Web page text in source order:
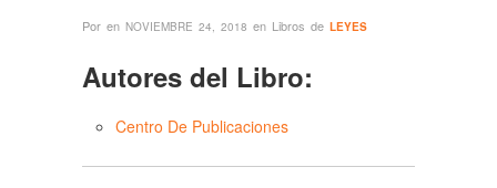
Por en NOVIEMBRE 24, 2018 en Libros de LEYES
Autores del Libro:
Centro De Publicaciones